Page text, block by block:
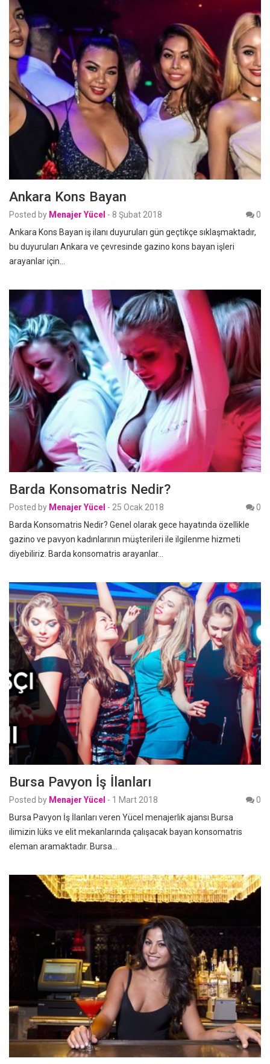
Ankara Kons Bayan
Posted by Menajer Yücel - 8 Şubat 2018
0
Ankara Kons Bayan iş ilanı duyuruları gün geçtikçe sıklaşmaktadır,
bu duyuruları Ankara ve çevresinde gazino kons bayan işleri
arayanlar için…
Barda Konsomatris Nedir?
Posted by Menajer Yücel - 25 Ocak 2018
0
Barda Konsomatris Nedir? Genel olarak gece hayatında özellikle
gazino ve pavyon kadınlarının müşterileri ile ilgilenme hizmeti
diyebiliriz. Barda konsomatris arayanlar…
Bursa Pavyon İş İlanları
Posted by Menajer Yücel - 1 Mart 2018
0
Bursa Pavyon İş İlanları veren Yücel menajerlik ajansı Bursa
ilimizin lüks ve elit mekanlarında çalışacak bayan konsomatris
eleman aramaktadır. Bursa…